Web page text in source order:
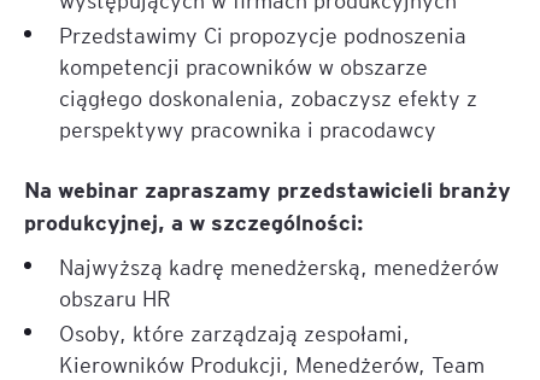
Przedstawimy Ci propozycje podnoszenia
kompetencji pracowników w obszarze
ciągłego doskonalenia, zobaczysz efekty z
perspektywy pracownika i pracodawcy
Na webinar zapraszamy przedstawicieli branży
produkcyjnej, a w szczególności:
Najwyższą kadrę menedżerską, menedżerów
obszaru HR
Osoby, które zarządzają zespołami,
Kierowników Produkcji, Menedżerów, Team